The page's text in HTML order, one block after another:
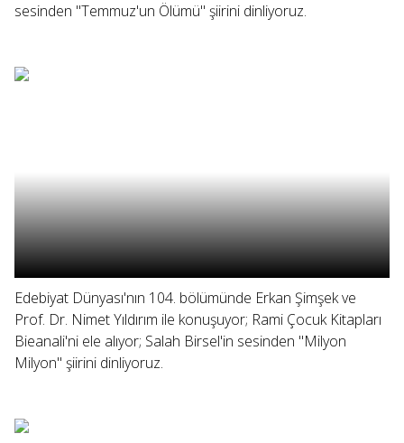
sesinden "Temmuz'un Ölümü" şiirini dinliyoruz.
Edebiyat Dünyası'nın 104. bölümünde Erkan Şimşek ve
Prof. Dr. Nimet Yıldırım ile konuşuyor; Rami Çocuk Kitapları
Bieanali'ni ele alıyor; Salah Birsel'in sesinden "Milyon
Milyon" şiirini dinliyoruz.